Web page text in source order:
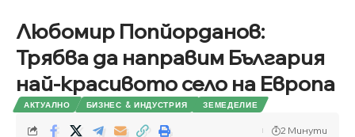
Любомир Попйорданов:
Трябва да направим България
най-красивото село на Европа
АКТУАЛНО БИЗНЕС & ИНДУСТРИЯ ЗЕМЕДЕЛИЕ
2 Минути